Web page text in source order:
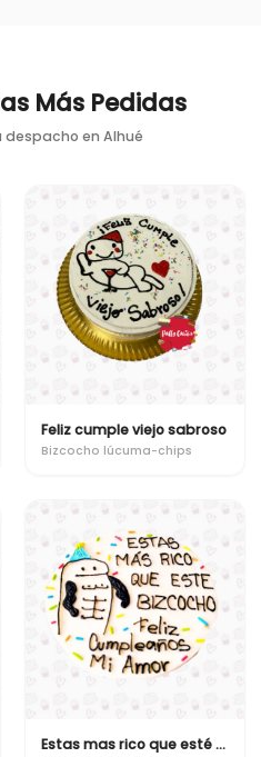
Más Pedidas
despacho en Alhué
Feliz cumple viejo sabroso
Bizcocho lúcuma-chips
Estas mas rico que esté bizcocho!